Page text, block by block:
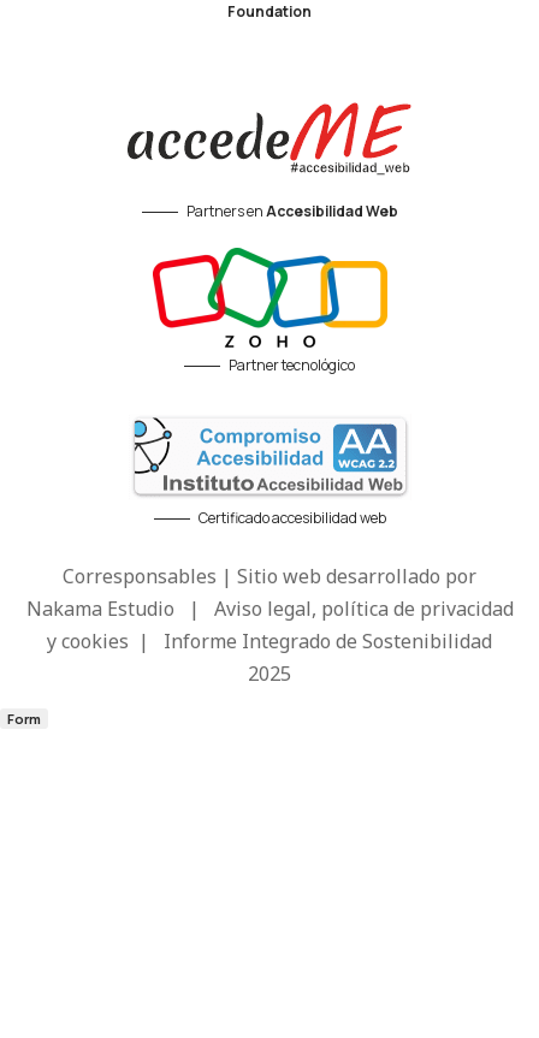
Foundation
Partners enAccesibilidad Web
Partner tecnológico
Certificado accesibilidad web
Corresponsables | Sitio web desarrollado por
Nakama Estudio | Aviso legal, política de privacidad
y cookies | Informe Integrado de Sostenibilidad
2025
Form